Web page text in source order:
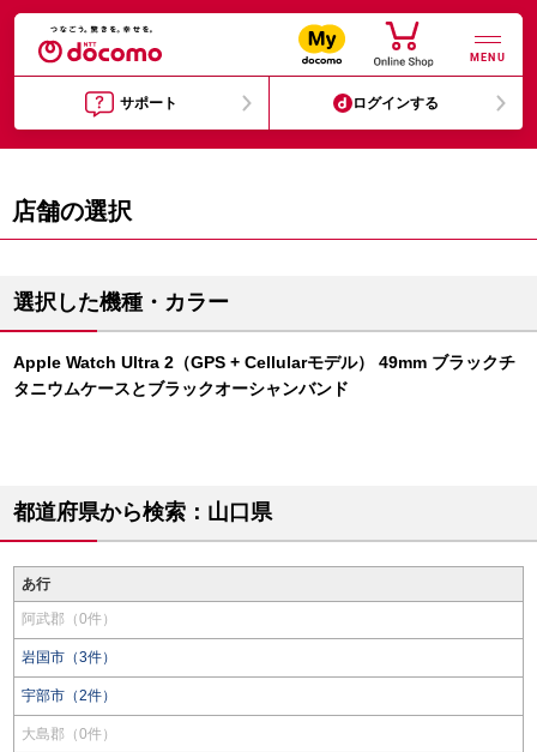
MENU
サポート ログインする
店舗の選択
選択した機種・カラー
Apple Watch Ultra 2（GPS + Cellularモデル） 49mm ブラックチ
タニウムケースとブラックオーシャンバンド
都道府県から検索：山口県
あ行
阿武郡（0件）
岩国市（3件）
宇部市（2件）
大島郡（0件）